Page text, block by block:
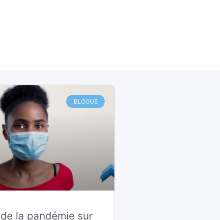
BLOGUE
la pandémie sur